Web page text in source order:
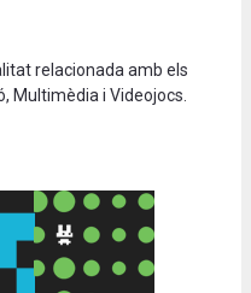
relacionada amb els
Multimèdia i Videojocs.